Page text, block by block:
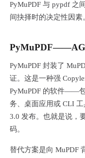
PyMuPDF 与 pypdf 之
间抉择时的决定性因素
PyMuPDF 封装了
证。这是一种强
PyMuPDF 的软件——包
务、桌面应用或 CLI
3.0 发布。也就是说，
码。
替代方案是向 MuPDF